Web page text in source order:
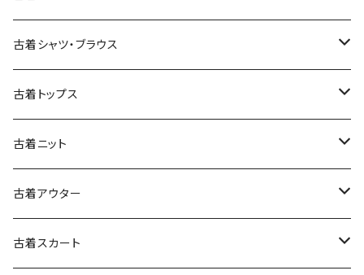
古着長袖ワンピース
古着半袖ワンピース
古着ノースリーブワンピース
古着キャミソールワンピース
古着ベアトップワンピース
古着シャツ・ブラウス
古着長袖シャツ・ブラウス
古着半袖シャツ・ブラウス
古着ノースリーブシャツ・ブラウス
古着トップス
古着スウェット&パーカー
古着スウェット
古着パーカー
古着プルオーバー
古着長袖プルオーバー
古着Ｔシャツ
古着ニット
古着セーター
古着カーディガン
古着アウター
古着ライトジャケット
古着スカート